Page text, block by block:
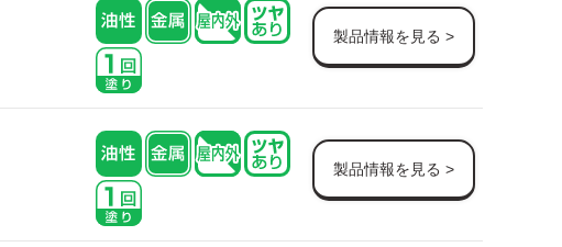
製品情報を見る >
製品情報を見る >